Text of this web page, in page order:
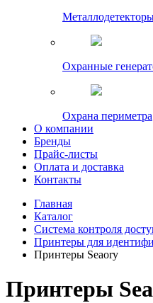
Охранные
Охрана периметра
О компании
Бренды
Прайс-листы
Оплата и доставка
Контакты
Главная
Каталог
Система контроля
Принтеры для
Принтеры Seaory
Принтеры